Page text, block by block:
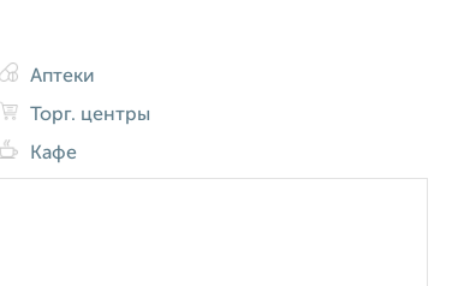
Аптеки
Торг. центры
Кафе